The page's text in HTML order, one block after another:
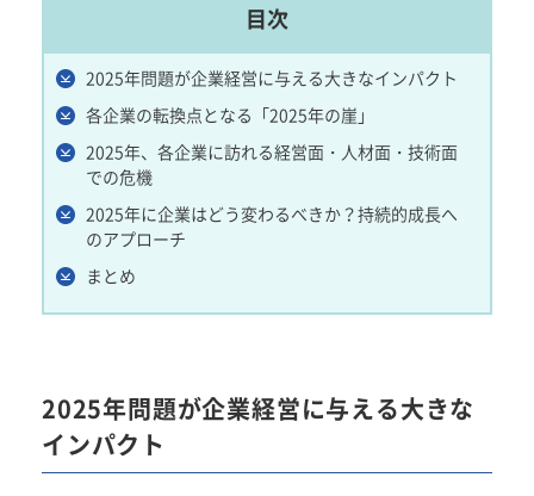
目次
2025年問題が企業経営に与える大きなインパクト
各企業の転換点となる「2025年の崖」
2025年、各企業に訪れる経営面・人材面・技術面
での危機
2025年に企業はどう変わるべきか？持続的成長へ
のアプローチ
まとめ
2025年問題が企業経営に与える大きな
インパクト